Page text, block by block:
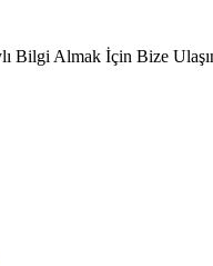
Bilgi Almak İçin Bize